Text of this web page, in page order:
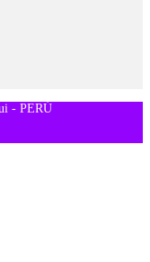
- PERÚ